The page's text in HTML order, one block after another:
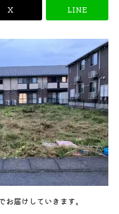
X LINE
届けしていきます。